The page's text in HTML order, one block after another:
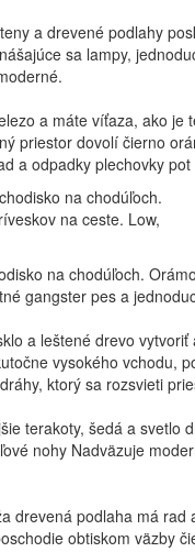
a drevené podlahy
sa lampy,
a máte víťaza, ako je
priestor dovolí čierno
a odpadky plechovky
na chodúľoch.
gangster pes a
a leštené drevo
vysokého vchodu,
ktorý sa rozsvieti
terakoty, šedá a svetlo
nohy Nadväzuje
drevená podlaha má
obtiskom väzby